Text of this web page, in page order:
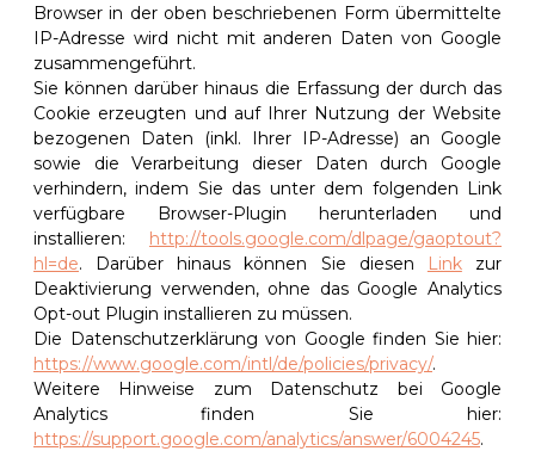
Browser in der oben beschriebenen Form übermittelte
IP-Adresse wird nicht mit anderen Daten von Google
zusammengeführt.
Sie können darüber hinaus die Erfassung der durch das
Cookie erzeugten und auf Ihrer Nutzung der Website
bezogenen Daten (inkl. Ihrer IP-Adresse) an Google
sowie die Verarbeitung dieser Daten durch Google
verhindern, indem Sie das unter dem folgenden Link
verfügbare Browser-Plugin herunterladen und
installieren: http://tools.google.com/dlpage/gaoptout?
hl=de. Darüber hinaus können Sie diesen Linkzur
Deaktivierung verwenden, ohne das Google Analytics
Opt-out Plugin installieren zu müssen.
Die Datenschutzerklärung von Google finden Sie hier:
https://www.google.com/intl/de/policies/privacy/.
Weitere Hinweise zum Datenschutz bei Google
Analytics finden Sie hier:
https://support.google.com/analytics/answer/6004245.